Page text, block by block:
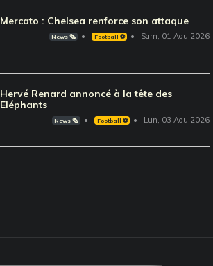
Mercato : Chelsea renforce son attaque
News 🗞️ Football ⚽️ Sam, 01 Aou 2026
Hervé Renard annoncé à la tête des
Eléphants
News 🗞️ Football ⚽️ Lun, 03 Aou 2026